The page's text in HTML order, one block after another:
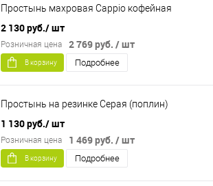
Простынь махровая Cappio кофейная
2 130 руб./ шт
2 769 руб. / шт
Розничная цена
В корзину Подробнее
Простынь на резинке Серая (поплин)
1 130 руб./ шт
1 469 руб. / шт
Розничная цена
В корзину Подробнее